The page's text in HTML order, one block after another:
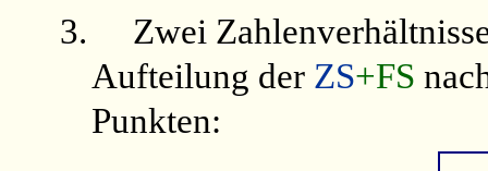
3.
Zwei
Aufteilung der ZS+FS
Punkten: